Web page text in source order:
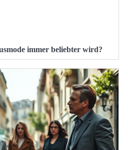
immer beliebter wird?